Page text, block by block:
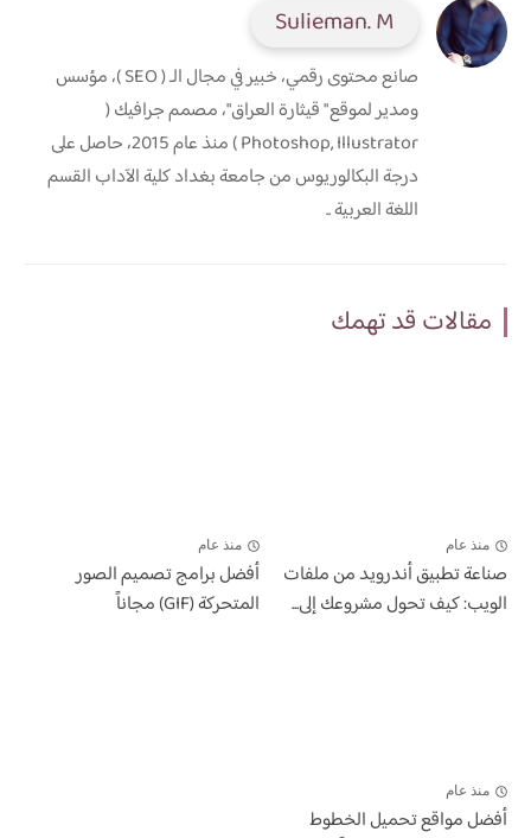
Sulieman. M
صانع محتوى رقمي، خبير في مجال الـ ( SEO )، مؤسس
ومدير لموقع " قيثارة العراق"، مصمم جرافيك (
Photoshop, Illustrator ) منذ عام 2015، حاصل على
درجة البكالوريوس من جامعة بغداد كلية الآداب القسم
اللغة العربية ..
مقالات قد تهمك
منذ عام
صناعة تطبيق أندرويد من ملفات
الويب: كيف تحول مشروعك إلى...
منذ عام
أفضل برامج تصميم الصور
المتحركة (GIF) مجاناً
منذ عام
أفضل مواقع تحميل الخطوط